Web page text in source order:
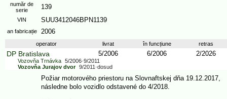
număr de
serie
139
VIN SUU3412046BPN1139
an fabricație 2006
operator livrat în funcțiune retras
DP Bratislava 5/2006 6/2006 2/2026
Vozovňa Trnávka 5/2006-9/2011
Vozovňa Jurajov dvor 9/2011-dosud
Požiar motorového priestoru na Slovnaftskej dňa 19.12.2017,
následne bolo vozidlo odstavené do 4/2018.